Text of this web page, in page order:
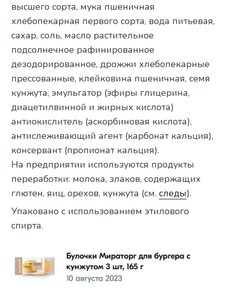
высшего сорта, мука пшеничная
хлебопекарная первого сорта, вода питьевая,
сахар, соль, масло растительное
подсолнечное рафинированное
дезодорированное, дрожжи хлебопекарные
прессованные, клейковина пшеничная, семя
кунжута, эмульгатор (эфиры глицерина,
диацетилвинной и жирных кислота)
антиокислитель (аскорбиновая кислота),
антислеживающий агент (карбонат кальция),
консервант (пропионат кальция).
На предприятии используются продукты
переработки: молока, злаков, содержащих
глютен, яиц, орехов, кунжута (см.следы).
Упаковано с использованием этилового
спирта.